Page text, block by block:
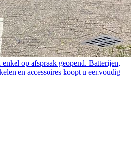
op afspraak geopend. Batterijen,
en accessoires koopt u eenvoudig